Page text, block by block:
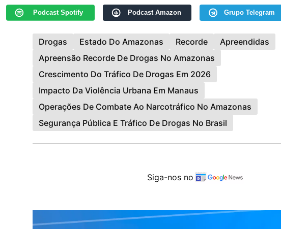
Podcast Spotify Podcast Amazon Grupo Telegram
Drogas Estado Do Amazonas Recorde
Apreendidas
Apreensão Recorde De Drogas No Amazonas
Crescimento Do Tráfico De Drogas Em 2026
Impacto Da Violência Urbana Em Manaus
Operações De Combate Ao Narcotráfico No Amazonas
Segurança Pública E Tráfico De Drogas No Brasil
Siga-nos no